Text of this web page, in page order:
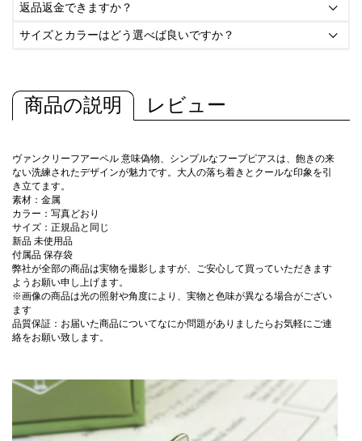
返品返金できますか？ 
サイズとカラーはどう選べば良いですか？ 
商品の説明 レビュー
ヴァンクリーフアーペル 意味偽物、シンプルなフープピアスは、飽きの来
ない洗練されたデザインが魅力です。大人の落ち着きとクールな印象を引
き立てます。
素材：金属
カラー：写真どおり
サイズ：正規品と同じ
新品 未使用品
付属品 保存袋
弊社が全部の商品は実物を撮影しますが、ご安心して買っていただきます
ようお願い申し上げます。
※画像の商品は光の照射や角度により、実物と色味が異なる場合がござい
ます
品質保証：お届いた商品についてなにか問題がありましたらお気軽にご連
絡をお願い致します。